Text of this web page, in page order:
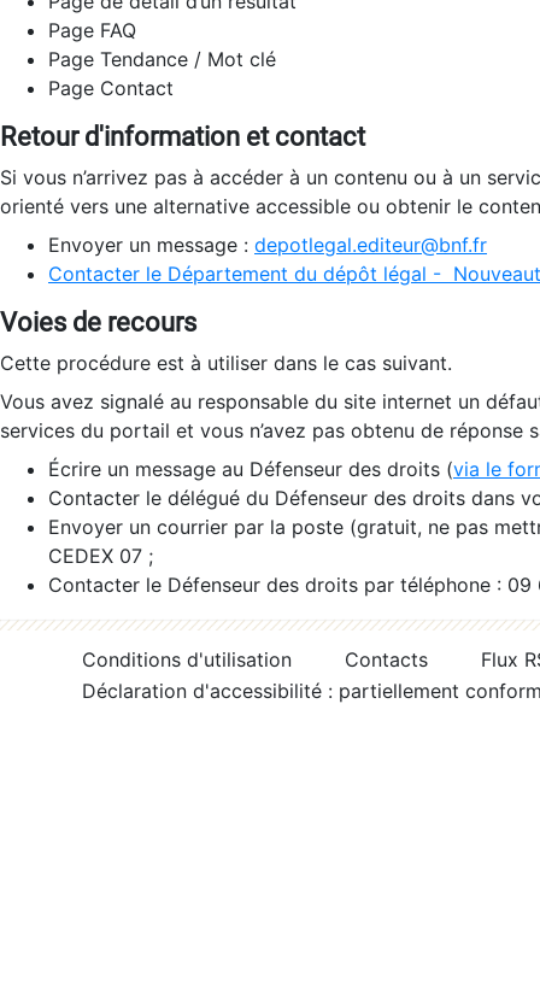
Page FAQ
Page Tendance / Mot clé
Page Contact
Retour d'information et contact
Si vous n’arrivez pas à accéder à un contenu ou à un
orienté vers une alternative accessible ou obtenir le
Envoyer un message : depotlegal.editeur@bnf.fr
Contacter le Département du dépôt légal -
Voies de recours
Cette procédure est à utiliser dans le cas suivant.
Vous avez signalé au responsable du site internet un
services du portail et vous n’avez pas obtenu de réponse
Écrire un message au Défenseur des droits (via le
Contacter le délégué du Défenseur des droits dans
Envoyer un courrier par la poste (gratuit, ne pas
CEDEX 07 ;
Contacter le Défenseur des droits par téléphone :
Conditions d'utilisation Contacts
Flux
Déclaration d'accessibilité : partiellement